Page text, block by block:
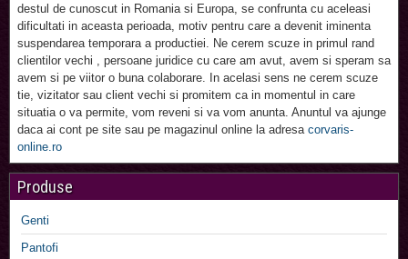
destul de cunoscut in Romania si Europa, se confrunta cu aceleasi
dificultati in aceasta perioada, motiv pentru care a devenit iminenta
suspendarea temporara a productiei. Ne cerem scuze in primul rand
clientilor vechi , persoane juridice cu care am avut, avem si speram sa
avem si pe viitor o buna colaborare. In acelasi sens ne cerem scuze
tie, vizitator sau client vechi si promitem ca in momentul in care
situatia o va permite, vom reveni si va vom anunta. Anuntul va ajunge
daca ai cont pe site sau pe magazinul online la adresa corvaris-
online.ro
Produse
Genti
Pantofi